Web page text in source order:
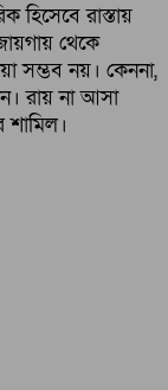
হিসেবে রাস্তায়
থেকে
সম্ভব নয়। কেননা,
রায় না আসা
শামিল।